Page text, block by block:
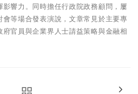
響力。同時擔任行政院政務顧問，屢
等場合發表演說，文章常見於主要專
官員與企業界人士請益策略與金融相